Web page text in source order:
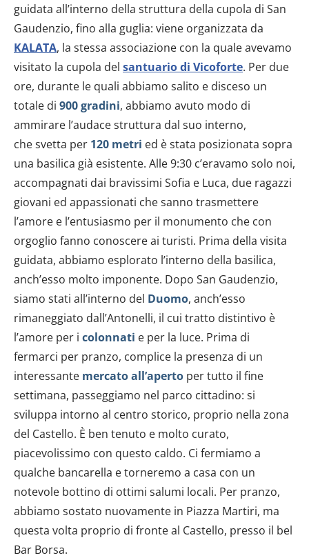
guidata all’interno della struttura della cupola di San
Gaudenzio, fino alla guglia: viene organizzata da
KALATA, la stessa associazione con la quale avevamo
visitato la cupola del santuario di Vicoforte. Per due
ore, durante le quali abbiamo salito e disceso un
totale di 900 gradini, abbiamo avuto modo di
ammirare l’audace struttura dal suo interno,
che svetta per 120 metri ed è stata posizionata sopra
una basilica già esistente. Alle 9:30 c’eravamo solo noi,
accompagnati dai bravissimi Sofia e Luca, due ragazzi
giovani ed appassionati che sanno trasmettere
l’amore e l’entusiasmo per il monumento che con
orgoglio fanno conoscere ai turisti. Prima della visita
guidata, abbiamo esplorato l’interno della basilica,
anch’esso molto imponente. Dopo San Gaudenzio,
siamo stati all’interno del Duomo, anch’esso
rimaneggiato dall’Antonelli, il cui tratto distintivo è
l’amore per i colonnati e per la luce. Prima di
fermarci per pranzo, complice la presenza di un
interessante mercato all’aperto per tutto il fine
settimana, passeggiamo nel parco cittadino: si
sviluppa intorno al centro storico, proprio nella zona
del Castello. È ben tenuto e molto curato,
piacevolissimo con questo caldo. Ci fermiamo a
qualche bancarella e torneremo a casa con un
notevole bottino di ottimi salumi locali. Per pranzo,
abbiamo sostato nuovamente in Piazza Martiri, ma
questa volta proprio di fronte al Castello, presso il bel
Bar Borsa.